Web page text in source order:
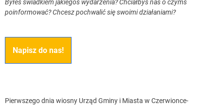
Byłeś świadkiem jakiegoś wydarzenia? Chciałbyś nas o czymś
poinformować? Chcesz pochwalić się swoimi działaniami?
Napisz do nas!
Pierwszego dnia wiosny Urząd Gminy i Miasta w Czerwionce-